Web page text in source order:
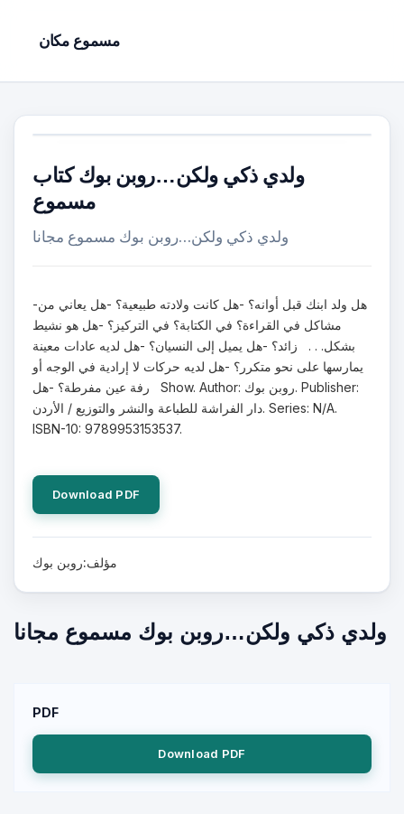
مسموع مكان
ولدي ذكي ولكن…روبن بوك كتاب
مسموع
ولدي ذكي ولكن…روبن بوك مسموع مجانا
-هل ولد ابنك قبل أوانه؟ -هل كانت ولادته طبيعية؟ -هل يعاني من
مشاكل في القراءة؟ في الكتابة؟ في التركيز؟ -هل هو نشيط
بشكل. . . زائد؟ -هل يميل إلى النسيان؟ -هل لديه عادات معينة
يمارسها على نحو متكرر؟ -هل لديه حركات لا إرادية في الوجه أو
رفة عين مفرطة؟ -هل Show. Author: روبن بوك. Publisher:
دار الفراشة للطباعة والنشر والتوزيع / الأردن. Series: N/A.
ISBN-10: 9789953153537.
Download PDF
مؤلف:روبن بوك
ولدي ذكي ولكن…روبن بوك مسموع مجانا
PDF
Download PDF